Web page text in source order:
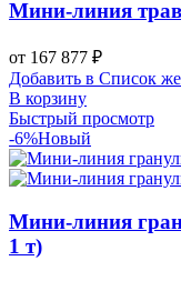
Мини-линия
от 167 877 ₽
Добавить в Список
В корзину
Быстрый просмотр
-6%Новый
Мини-линия
1 т)